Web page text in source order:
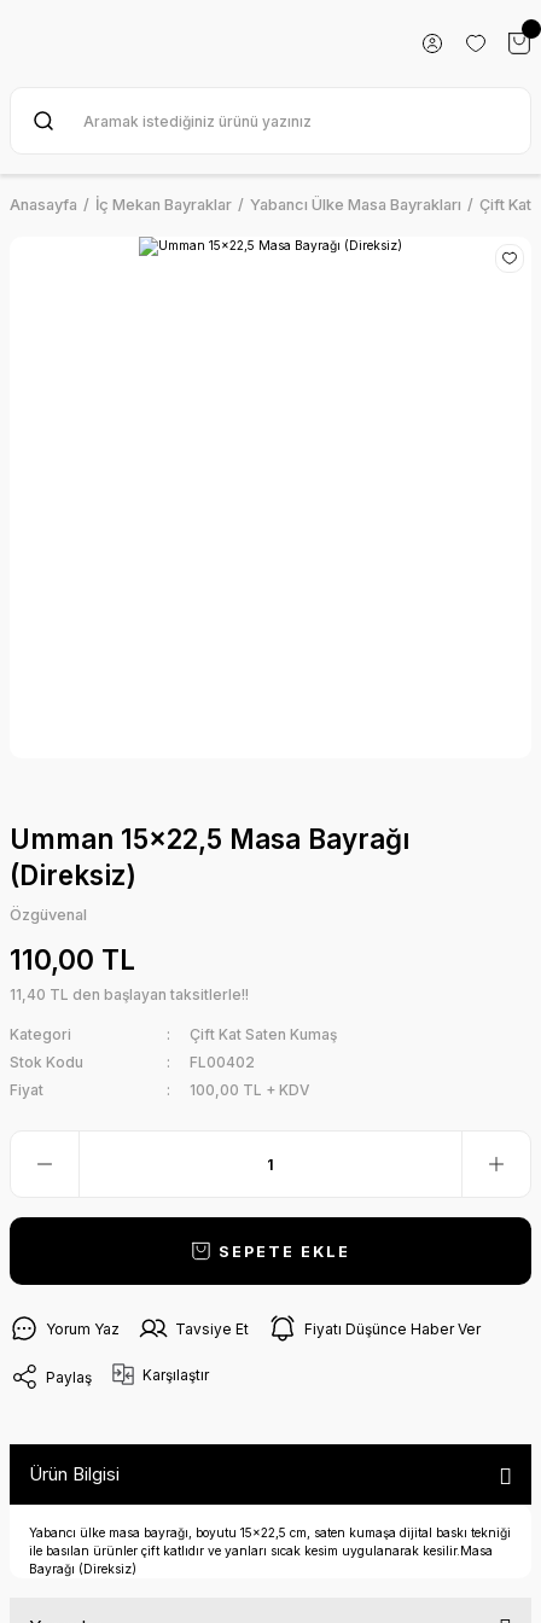
Anasayfa İç Mekan Bayraklar Yabancı Ülke Masa Bayrakları Çift Kat
Umman 15x22,5 Masa Bayrağı
(Direksiz)
Özgüvenal
110,00 TL
11,40 TL den başlayan taksitlerle!!
Kategori
Çift Kat Saten Kumaş
Stok Kodu
FL00402
Fiyat
100,00 TL + KDV
SEPETE EKLE
Yorum Yaz Tavsiye Et Fiyatı Düşünce Haber Ver
Paylaş Karşılaştır
Ürün Bilgisi
Yabancı ülke masa bayrağı, boyutu 15x22,5 cm, saten kumaşa dijital baskı tekniği
ile basılan ürünler çift katlıdır ve yanları sıcak kesim uygulanarak kesilir.Masa
Bayrağı (Direksiz)